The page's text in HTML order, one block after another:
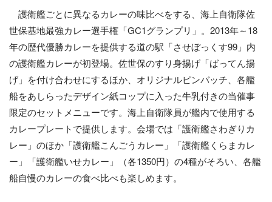
護衛艦ごとに異なるカレーの味比べをする、海上自衛隊佐
世保基地最強カレー選手権「GC1グランプリ」。2013年～18
年の歴代優勝カレーを提供する道の駅「させぼっくす99」内
の護衛艦カレーが初登場。佐世保のすり身揚げ「ばってん揚
げ」を付け合わせにするほか、オリジナルピンバッチ、各艦
船をあしらったデザイン紙コップに入った牛乳付きの当催事
限定のセットメニューです。海上自衛隊員が艦内で使用する
カレープレートで提供します。会場では「護衛艦さわぎりカ
レー」のほか「護衛艦こんごうカレー」「護衛艦くらまカレ
ー」「護衛艦いせカレー」（各1350円）の4種がそろい、各艦
船自慢のカレーの食べ比べも楽しめます。